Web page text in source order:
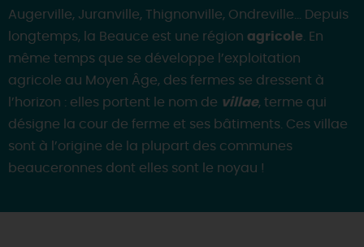
Augerville, Juranville, Thignonville, Ondreville… Depuis
longtemps, la Beauce est une région agricole . En
même temps que se développe l’exploitation
agricole au Moyen Âge, des fermes se dressent à
l’horizon : elles portent le nom de villae, terme qui
désigne la cour de ferme et ses bâtiments. Ces villae
sont à l’origine de la plupart des communes
beauceronnes dont elles sont le noyau !